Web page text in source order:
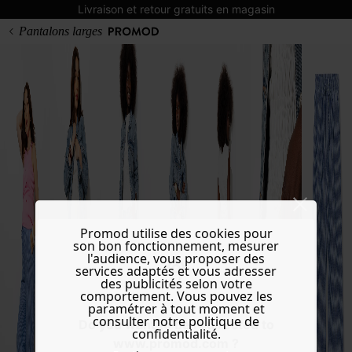
Livraison et retour gratuits en magasin
Do you want to be redirected to
www.promod.com ?
Pantalons larges
Promod utilise des cookies pour
son bon fonctionnement, mesurer
l'audience, vous proposer des
services adaptés et vous adresser
des publicités selon votre
comportement. Vous pouvez les
paramétrer à tout moment et
consulter notre politique de
confidentialité.